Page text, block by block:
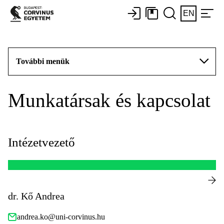
EN
További menük
Munkatársak és kapcsolat
Intézetvezető
dr. Kő Andrea
andrea.ko@uni-corvinus.hu